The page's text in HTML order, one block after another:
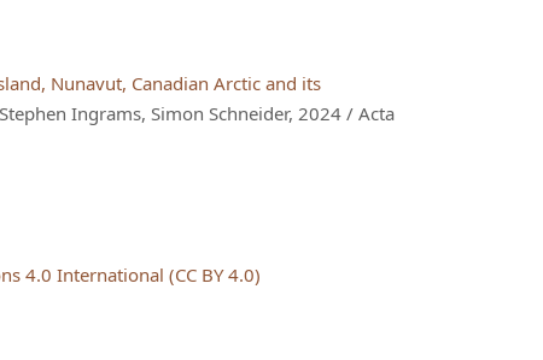
Nunavut, Canadian Arctic and its
Ingrams, Simon Schneider, 2024 / Acta
4.0 International (CC BY 4.0)